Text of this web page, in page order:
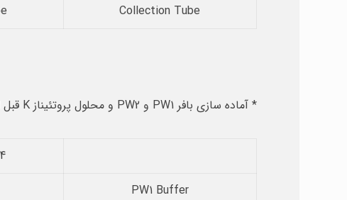
Collection Tube
* آماده سازی بافر PW1 و PW2 و محلول پروتئیناز K قبل از اولین استفاده:
4 preps sample
PW1 Buffer